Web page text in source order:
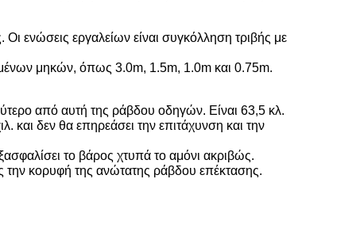
ενώσεις εργαλείων είναι συγκόλληση τριβής με
μηκών, όπως 3.0m, 1.5m, 1.0m και 0.75m.
από αυτή της ράβδου οδηγών. Είναι 63,5 κλ.
και δεν θα επηρεάσει την επιτάχυνση και την
το βάρος χτυπά το αμόνι ακριβώς.
κορυφή της ανώτατης ράβδου επέκτασης.